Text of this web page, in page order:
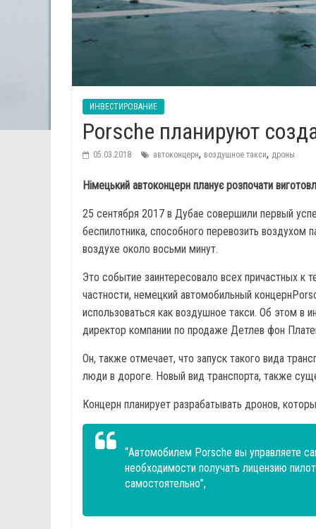
ИНВЕСТИРОВАНИЕ
Porsche планируют
05.03.2018 автоконцерн, воздушное такси, дроны
Німецький автоконцерн планує розпочати
25 сентября 2017 в Дубае совершили первый
беспилотника, способного перевозить
воздухе около восьми минут.
Это событие заинтересовало всех причастных к
частности, немецкий автомобильный
использоваться как воздушное такси. Об этом в
директор компании по продаже Детлев фон
Он, также отмечает, что запуск такого вида
люди в дороге. Новый вид транспорта, также
Концерн планирует разрабатывать дронов,
“Автомобилем Porsche вы управляете
необходимости получать лицензию
самостоятельно”,